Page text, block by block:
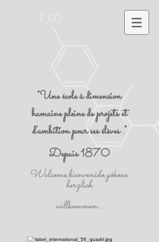
"Une école à dimension
humaine pleine de projets et
d'ambition pour ses élèves ."
Depuis 1870
Welcome,bienvenido,yôkoso,
herzlich
willkommen...